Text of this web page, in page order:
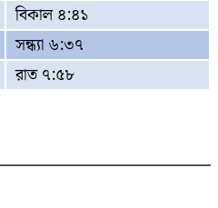
বিকাল ৪:৪১
সন্ধ্যা ৬:৩৭
রাত ৭:৫৮